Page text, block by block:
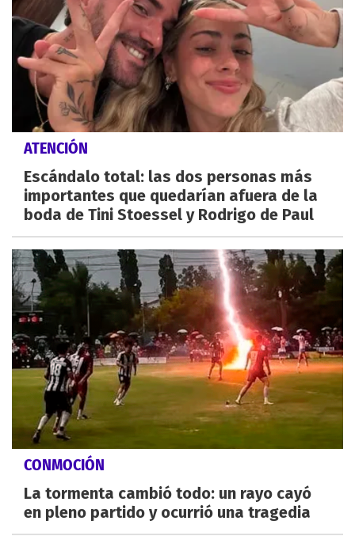
ATENCIÓN
Escándalo total: las dos personas más
importantes que quedarían afuera de la
boda de Tini Stoessel y Rodrigo de Paul
CONMOCIÓN
La tormenta cambió todo: un rayo cayó
en pleno partido y ocurrió una tragedia